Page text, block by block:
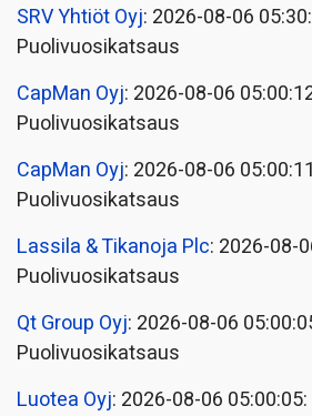
SRV Yhtiöt Oyj: 2026-08-06
Puolivuosikatsaus
CapMan Oyj: 2026-08-06
Puolivuosikatsaus
CapMan Oyj: 2026-08-06
Puolivuosikatsaus
Lassila & Tikanoja Plc: 2026-08-
Puolivuosikatsaus
Qt Group Oyj: 2026-08-06
Puolivuosikatsaus
Luotea Oyj: 2026-08-06